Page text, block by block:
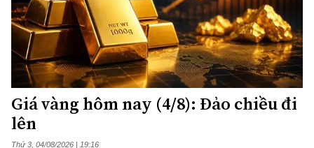
Giá vàng hôm nay (4/8): Đảo chiều đi
lên
Thứ 3, 04/08/2026 | 19:16